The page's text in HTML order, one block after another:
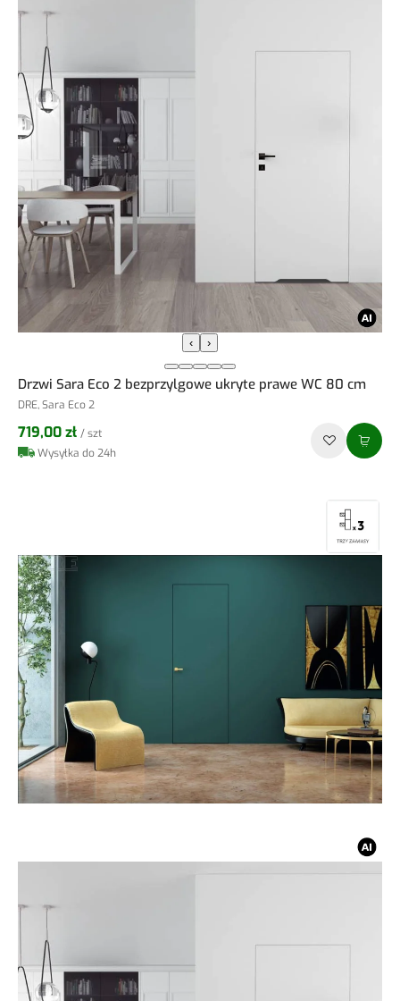
‹ ›
Drzwi Sara Eco 2 bezprzylgowe ukryte prawe WC 80 cm
DRE, Sara Eco 2
719,00 zł / szt
Wysyłka do 24h